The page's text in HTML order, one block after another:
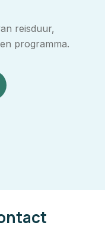
reisduur,
programma.